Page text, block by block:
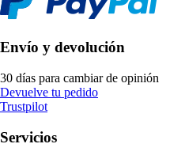
Envío y devolución
30 días para cambiar de opinión
Devuelve tu pedido
Trustpilot
Servicios